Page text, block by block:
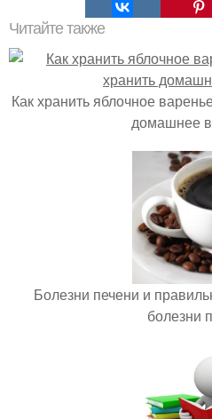
Читайте также
Как хранить яблочное
домашнее
Болезни печени и
болезни